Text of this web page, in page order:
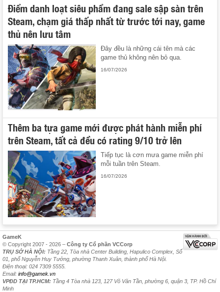
Điểm danh loạt siêu phẩm đang sale sập sàn trên
Steam, chạm giá thấp nhất từ trước tới nay, game
thủ nên lưu tâm
Đây đều là những cái tên mà các
game thủ không nên bỏ qua.
16/07/2026
Thêm ba tựa game mới được phát hành miễn phí
trên Steam, tất cả đều có rating 9/10 trở lên
Tiếp tục là cơn mưa game miễn phí
mỗi tuần trên Steam.
16/07/2026
GameK
© Copyright 2007 - 2026 – Công ty Cổ phần VCCorp
TRỤ SỞ HÀ NỘI: Tầng 22, Tòa nhà Center Building, Hapulico Complex, Số
01, phố Nguyễn Huy Tưởng, phường Thanh Xuân, thành phố Hà Nội.
Điện thoại: 024 7309 5555.
Email: info@gamek.vn
VPĐD TẠI TP.HCM: Tầng 4 Tòa nhà 123, 127 Võ Văn Tần, phường 6, quận 3, TP. Hồ Chí
Minh